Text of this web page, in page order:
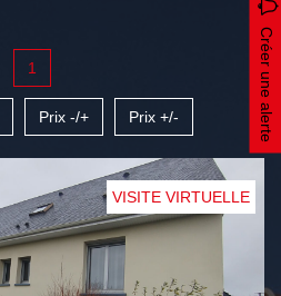
Créer une alerte
1
Prix -/+ Prix +/-
VISITE VIRTUELLE